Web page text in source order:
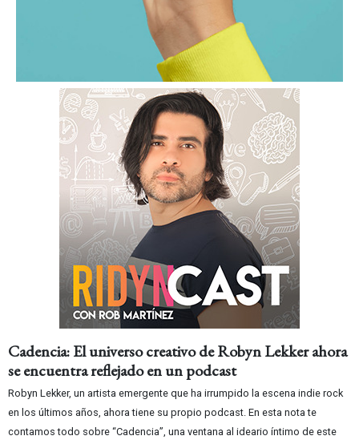
Cadencia: El universo creativo de Robyn Lekker ahora
se encuentra reflejado en un podcast
Robyn Lekker, un artista emergente que ha irrumpido la escena indie rock
en los últimos años, ahora tiene su propio podcast. En esta nota te
contamos todo sobre “Cadencia”, una ventana al ideario íntimo de este